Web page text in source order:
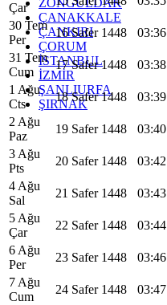
ZONGULDAK
ÇANAKKALE
ÇANKIRI
ÇORUM
İSTANBUL
İZMİR
ŞANLIURFA
ŞIRNAK
Çar
30 Tem
Per
16 Safer 1448 03:36
31 Tem
Cum
17 Safer 1448 03:38
1 Ağu
Cts
18 Safer 1448 03:39
2 Ağu
Paz
19 Safer 1448 03:40
3 Ağu
Pts
20 Safer 1448 03:42
4 Ağu
Sal
21 Safer 1448 03:43
5 Ağu
Çar
22 Safer 1448 03:44
6 Ağu
Per
23 Safer 1448 03:46
7 Ağu
Cum
24 Safer 1448 03:47